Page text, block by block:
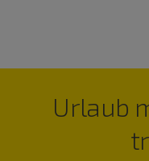
Urlaub